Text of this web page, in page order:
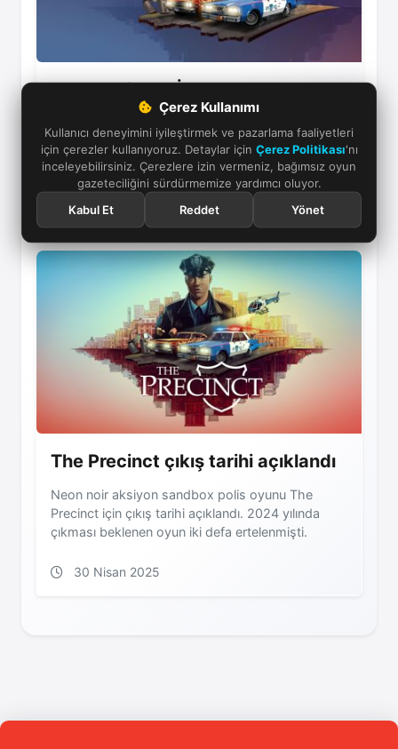
Çerez Kullanımı
Kullanıcı deneyimini iyileştirmek ve pazarlama faaliyetleri
için çerezler kullanıyoruz. Detaylar için Çerez Politikası'nı
inceleyebilirsiniz. Çerezlere izin vermeniz, bağımsız oyun
gazeteciliğini sürdürmemize yardımcı oluyor.
Kabul Et
Reddet Yönet
The Precinct - İnceleme
ve suç çemberinde polis simülasyonu bizi
bekliyor.
30 Ocak 2026
The Precinct çıkış tarihi açıklandı
Neon noir aksiyon sandbox polis oyunu The
Precinct için çıkış tarihi açıklandı. 2024 yılında
çıkması beklenen oyun iki defa ertelenmişti.
30 Nisan 2025